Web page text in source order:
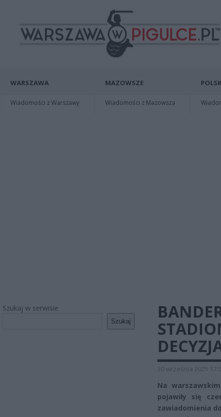
WARSZAWA
Wiadomości z Warszawy
MAZOWSZE
Wiadomości z Mazowsza
Szukaj w serwisie
Szukaj
30 września 2025
Na
pojawiły się
zawiadomienia